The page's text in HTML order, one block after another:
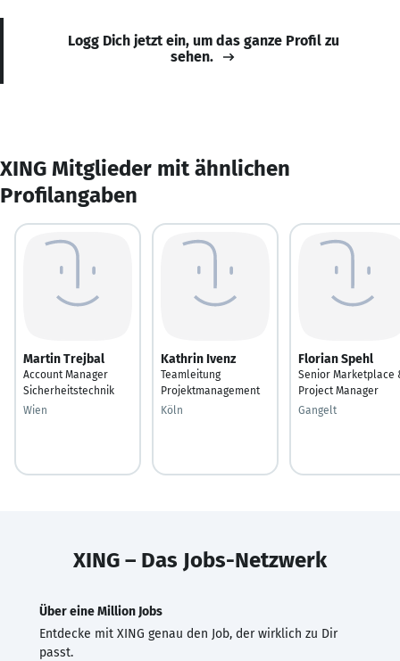
Logg Dich jetzt ein, um das ganze Profil zu
sehen.
XING Mitglieder mit ähnlichen
Profilangaben
Martin Trejbal
Account Manager
Sicherheitstechnik
Wien
Kathrin Ivenz
Teamleitung
Projektmanagement
Köln
Florian Spehl
Senior Marketplace
Project Manager
Gangelt
XING – Das Jobs-Netzwerk
Über eine Million Jobs
Entdecke mit XING genau den Job, der wirklich zu Dir
passt.